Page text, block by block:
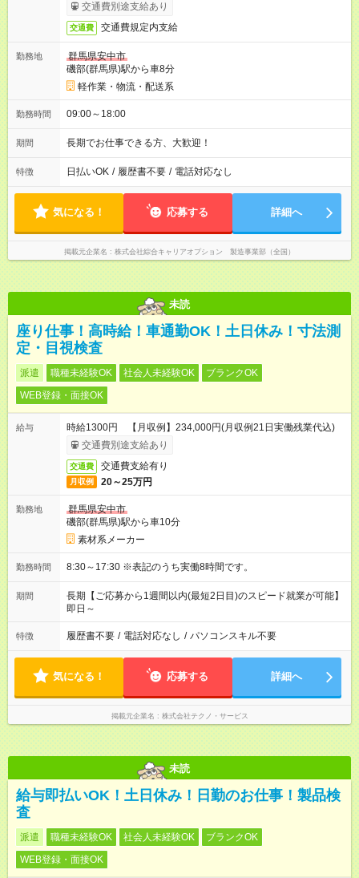
交通費別途支給あり
交通費 交通費規定内支給
勤務地
群馬県安中市
磯部(群馬県)駅から車8分
軽作業・物流・配送系
勤務時間 09:00～18:00
期間 長期でお仕事できる方、大歓迎！
特徴 日払いOK / 履歴書不要 / 電話対応なし
気になる！ 応募する 詳細へ
掲載元企業名 株式会社綜合キャリアオプション 製造事業部（全国）
未読
座り仕事！高時給！車通勤OK！土日休み！寸法測
定・目視検査
派遣 職種未経験OK 社会人未経験OK
ブランクOK
WEB登録・面接OK
給与
時給1300円 【月収例】234,000円(月収例21日実働残業代込)
交通費別途支給あり
交通費 交通費支給有り
月収例 20～25万円
勤務地
群馬県安中市
磯部(群馬県)駅から車10分
素材系メーカー
勤務時間 8:30～17:30 ※表記のうち実働8時間です。
期間
長期【ご応募から1週間以内(最短2日目)のスピード就業が可能】
即日～
特徴 履歴書不要 / 電話対応なし / パソコンスキル不要
気になる！ 応募する 詳細へ
掲載元企業名 株式会社テクノ・サービス
未読
給与即払いOK！土日休み！日勤のお仕事！製品検
査
派遣 職種未経験OK 社会人未経験OK
ブランクOK
WEB登録・面接OK